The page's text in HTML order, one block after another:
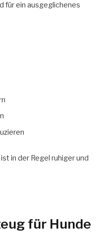
für ein ausgeglichenes
in der Regel ruhiger und
für Hunde